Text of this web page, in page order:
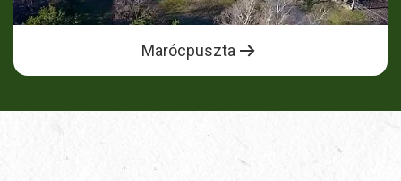
Marócpuszta